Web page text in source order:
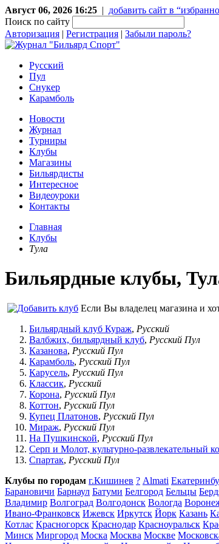
Август 06, 2026 16:25 | добавить сайт в
Поиск по сайту
Авторизация | Регистрация | Забыли пароль?
Русский
Пул
Снукер
Карамболь
Новости
Журнал
Турниры
Клубы
Магазины
Бильярдисты
Интересное
Видеоуроки
Контакты
Главная
Клубы
Тула
Бильярдные клубы,
Если Вы владелец магазина и
Бильярдный клуб Кураж, Русский
Валбжих, бильярдный клуб, Русский Пул
Казанова, Русский Пул
Карамболь, Русский Пул
Карусель, Русский Пул
Классик, Русский
Корона, Русский Пул
Коттон, Русский Пул
Купец Платонов, Русский Пул
Мираж, Русский Пул
На Пушкинской, Русский Пул
Серп и Молот, культурно-развлекательный
Спартак, Русский Пул
Клубы по городам г.Кишинев ? Almati
Барановичи Барнаул Батуми Белгород Бельцы
Владимир Волгоград Волгодонск Вологда
Ивано-Франковск Ижевск Иркутск Йорк Казань
Котлас Красногорск Краснодар Красноуральск
Минск Миргород Моска Москва Москве